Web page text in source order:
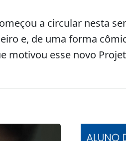
a circular nesta
e, de uma forma
motivou esse novo